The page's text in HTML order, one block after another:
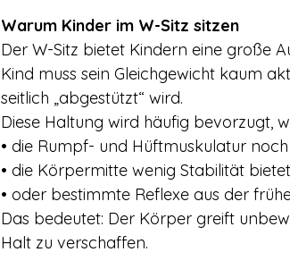
Warum Kinder im W-Sitz sitzen
Der W-Sitz bietet Kindern eine große
Kind muss sein Gleichgewicht kaum
seitlich „abgestützt“ wird.
Diese Haltung wird häufig bevorzugt,
• die Rumpf- und Hüftmuskulatur
• die Körpermitte wenig Stabilität
• oder bestimmte Reflexe aus der
Das bedeutet: Der Körper greift
Halt zu verschaffen.